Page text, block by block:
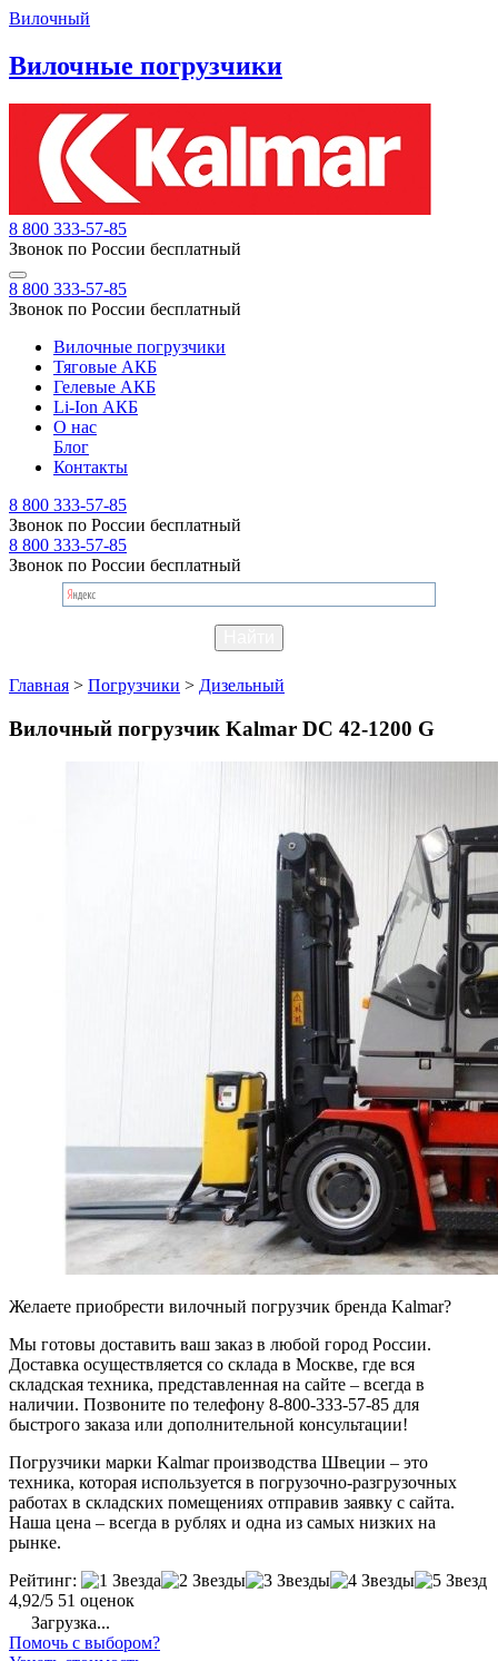
Вилочный
Вилочные погрузчики
8 800 333-57-85
Звонок по России бесплатный
8 800 333-57-85
Звонок по России бесплатный
Вилочные погрузчики
Тяговые АКБ
Гелевые АКБ
Li-Ion АКБ
О нас
Блог
Контакты
8 800 333-57-85
Звонок по России бесплатный
8 800 333-57-85
Звонок по России бесплатный
Главная > Погрузчики > Дизельный
Вилочный погрузчик Kalmar DC 42-1200 G
Желаете приобрести вилочный погрузчик бренда Kalmar?
Мы готовы доставить ваш заказ в любой город России.
Доставка осуществляется со склада в Москве, где вся
складская техника, представленная на сайте – всегда в
наличии. Позвоните по телефону 8-800-333-57-85 для
быстрого заказа или дополнительной консультации!
Погрузчики марки Kalmar производства Швеции – это
техника, которая используется в погрузочно-разгрузочных
работах в складских помещениях отправив заявку с сайта.
Наша цена – всегда в рублях и одна из самых низких на
рынке.
Рейтинг:
4,92/5 51 оценок
Загрузка...
Помочь с выбором?